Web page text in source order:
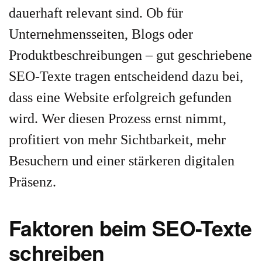
dauerhaft relevant sind. Ob für
Unternehmensseiten, Blogs oder
Produktbeschreibungen – gut geschriebene
SEO-Texte tragen entscheidend dazu bei,
dass eine Website erfolgreich gefunden
wird. Wer diesen Prozess ernst nimmt,
profitiert von mehr Sichtbarkeit, mehr
Besuchern und einer stärkeren digitalen
Präsenz.
Faktoren beim SEO-Texte
schreiben